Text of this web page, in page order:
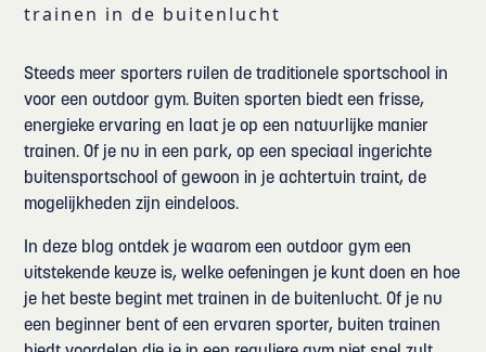
trainen in de buitenlucht
Steeds meer sporters ruilen de traditionele sportschool in
voor een outdoor gym. Buiten sporten biedt een frisse,
energieke ervaring en laat je op een natuurlijke manier
trainen. Of je nu in een park, op een speciaal ingerichte
buitensportschool of gewoon in je achtertuin traint, de
mogelijkheden zijn eindeloos.
In deze blog ontdek je waarom een outdoor gym een
uitstekende keuze is, welke oefeningen je kunt doen en hoe
je het beste begint met trainen in de buitenlucht. Of je nu
een beginner bent of een ervaren sporter, buiten trainen